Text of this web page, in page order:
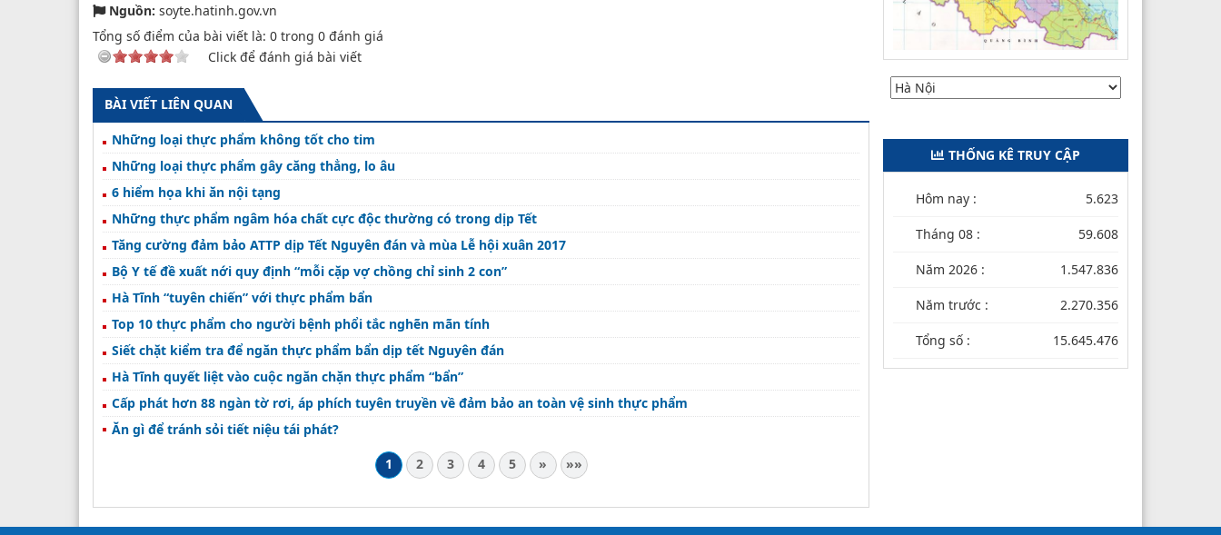
Nguồn: soyte.hatinh.gov.vn
Tổng số điểm của bài viết là: 0 trong 0 đánh giá
Click để đánh giá bài viết
BÀI VIẾT LIÊN QUAN
Những loại thực phẩm không tốt cho tim
Những loại thực phẩm gây căng thẳng, lo âu
6 hiểm họa khi ăn nội tạng
Những thực phẩm ngâm hóa chất cực độc thường có trong dịp Tết
Tăng cường đảm bảo ATTP dịp Tết Nguyên đán và mùa Lễ hội xuân 2017
Bộ Y tế đề xuất nới quy định “mỗi cặp vợ chồng chỉ sinh 2 con”
Hà Tĩnh “tuyên chiến” với thực phẩm bẩn
Top 10 thực phẩm cho người bệnh phổi tắc nghẽn mãn tính
Siết chặt kiểm tra để ngăn thực phẩm bẩn dịp tết Nguyên đán
Hà Tĩnh quyết liệt vào cuộc ngăn chặn thực phẩm “bẩn”
Cấp phát hơn 88 ngàn tờ rơi, áp phích tuyên truyền về đảm bảo an toàn vệ sinh thực phẩm
Ăn gì để tránh sỏi tiết niệu tái phát?
1
2 3 4 5 » »»
THỐNG KÊ TRUY CẬP
Hôm nay : 5.623
Tháng 08 : 59.608
Năm 2026 : 1.547.836
Năm trước : 2.270.356
Tổng số : 15.645.476